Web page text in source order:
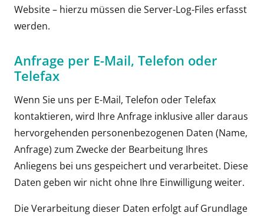
Website – hierzu müssen die Server-Log-Files erfasst
werden.
Anfrage per E-Mail, Telefon oder
Telefax
Wenn Sie uns per E-Mail, Telefon oder Telefax
kontaktieren, wird Ihre Anfrage inklusive aller daraus
hervorgehenden personenbezogenen Daten (Name,
Anfrage) zum Zwecke der Bearbeitung Ihres
Anliegens bei uns gespeichert und verarbeitet. Diese
Daten geben wir nicht ohne Ihre Einwilligung weiter.
Die Verarbeitung dieser Daten erfolgt auf Grundlage